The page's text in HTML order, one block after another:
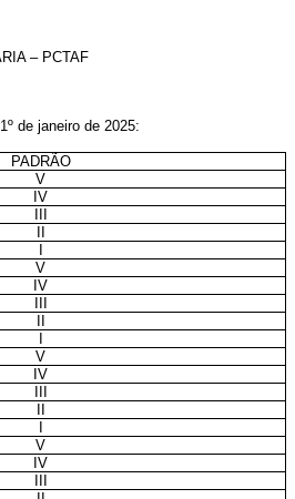
– PCTAF
de janeiro de 2025:
PADRÃO
V
IV
V
IV
V
IV
V
IV